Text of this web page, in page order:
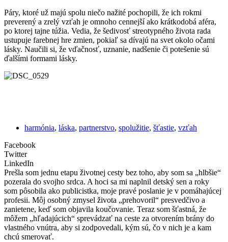
Páry, ktoré už majú spolu niečo nažité pochopili, že ich rokmi
preverený a zrelý vzťah je omnoho cennejší ako krátkodobá aféra,
po ktorej tajne túžia. Vedia, že šedivosť streotypného života rada
ustupuje farebnej hre zmien, pokiaľ sa dívajú na svet okolo očami
lásky. Naučili si, že vďačnosť, uznanie, nadšenie či potešenie sú
ďalšími formami lásky.
harmónia, láska, partnerstvo, spolužitie, šťastie, vzťah
Facebook
Twitter
LinkedIn
Prešla som jednu etapu životnej cesty bez toho, aby som sa „hlbšie“
pozerala do svojho srdca. A hoci sa mi naplnil detský sen a roky
som pôsobila ako publicistka, moje pravé poslanie je v pomáhajúcej
profesii. Môj osobný zmysel života „prehovoril“ presvedčivo a
zanietene, keď som objavila koučovanie. Teraz som šťastná, že
môžem „hľadajúcich“ sprevádzať na ceste za otvorením brány do
vlastného vnútra, aby si zodpovedali, kým sú, čo v nich je a kam
chcú smerovať.